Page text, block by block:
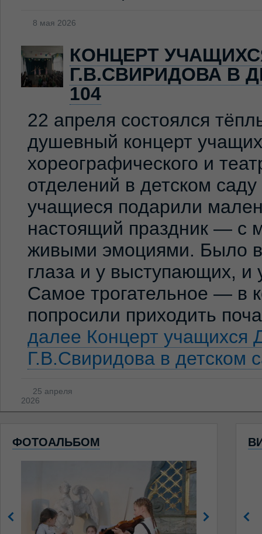
8 мая 2026
КОНЦЕРТ
Г.В.СВИРИДОВА В
104
22 апреля состоялся
душевный концерт
хореографического и
отделений в детском
учащиеся подарили
настоящий праздник — с
живыми эмоциями. Было
глаза и у выступающих,
Самое трогательное — в
попросили приходить
далее Концерт
Г.В.Свиридова в детском
25 апреля
2026
ФОТОАЛЬБОМ